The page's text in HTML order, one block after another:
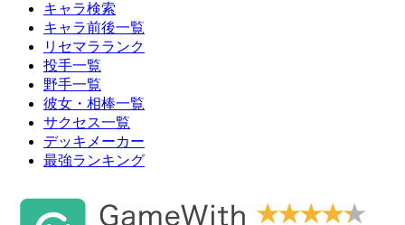
キャラ検索
キャラ前後一覧
リセマラランク
投手一覧
野手一覧
彼女・相棒一覧
サクセス一覧
デッキメーカー
最強ランキング